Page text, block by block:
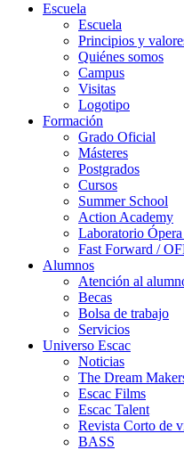
Escuela
Escuela
Principios y
Quiénes somos
Campus
Visitas
Logotipo
Formación
Grado Oficial
Másteres
Postgrados
Cursos
Summer School
Action Academy
Laboratorio
Fast Forward /
Alumnos
Atención al
Becas
Bolsa de trabajo
Servicios
Universo Escac
Noticias
The Dream
Escac Films
Escac Talent
Revista Corto de
BASS